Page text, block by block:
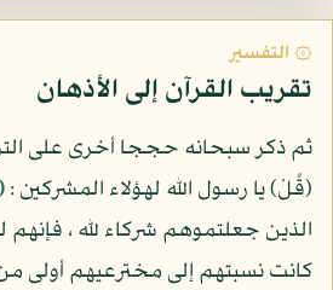
۞ التفسير
تقريب القرآن إلى الأذهان
ثم ذكر سبحانه حججا أخرى على
(قُلْ) يا رسول الله لهؤلاء المشركين :
الذين جعلتموهم شركاء لله ، فإنهم
كانت نسبتهم إلى مخترعيهم أولى من